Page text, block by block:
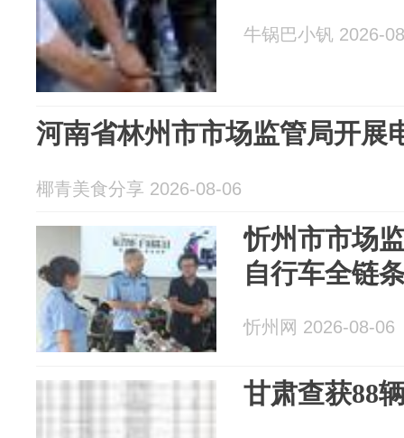
牛锅巴小钒 2026-
河南省林州市市场监管局开展
椰青美食分享 2026-08-06
忻州市市场
自行车全链
忻州网 2026-08-06
甘肃查获88